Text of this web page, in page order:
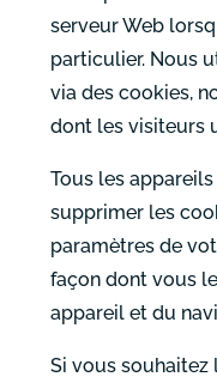
serveur Web
particulier. Nous
via des cookies,
dont les visiteurs
Tous les
supprimer les
paramètres de
façon dont vous
appareil et du
Si vous souhaitez